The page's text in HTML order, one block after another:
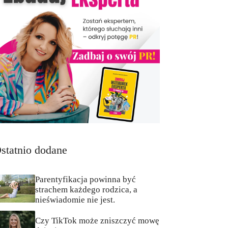
dodane
Parentyfikacja powinna być
strachem każdego rodzica, a
nieświadomie nie jest.
Czy TikTok może zniszczyć mowę